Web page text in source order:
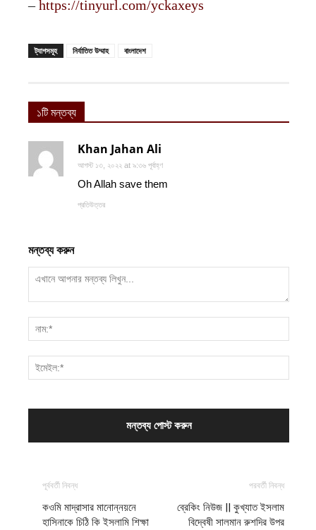
–https://tinyurl.com/yckaxeys
ট্যাগসমূহ নির্যাতিত উম্মাহ বাংলাদেশ
১টি মন্তব্য
Khan Jahan Ali
আগস্ট ১৩, ২০২২ at ৯:৩৬ পূর্বাহ্ণ
Oh Allah save them
প্রতিউত্তর
মন্তব্য করুন
পূর্ববর্তী নিবন্ধ
কওমি মাদ্রাসার মানোন্নয়নে
হাসিনাকে চিঠি কি ইসলামি শিক্ষা
পরবর্তী নিবন্ধ
ব্রেকিং নিউজ || কুখ্যাত ইসলাম
বিদ্বেষী সালমান রুশদির উপর